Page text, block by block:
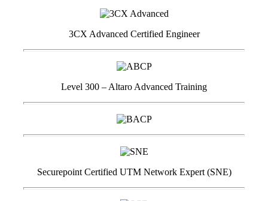
3CX Advanced Certified Engineer
Level 300 – Altaro Advanced Training
Securepoint Certified UTM Network Expert (SNE)